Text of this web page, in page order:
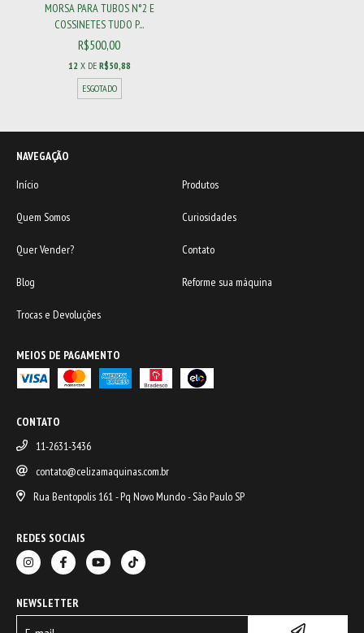
MORSA PARA TUBOS N°2 E
COSSINETES TUDO P...
R$500,00
12 X DE R$50,88
ESGOTADO
NAVEGAÇÃO
Início
Produtos
Quem Somos Curiosidades
Quer Vender? Contato
Blog Reforme sua máquina
Trocas e Devoluções
MEIOS DE PAGAMENTO
CONTATO
11-2631-3436
contato@celizamaquinas.com.br
Rua Bentopolis 161 - Pq Novo Mundo - São Paulo SP
REDES SOCIAIS
NEWSLETTER